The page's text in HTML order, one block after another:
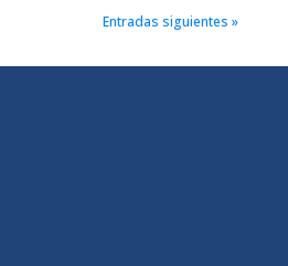
Entradas siguientes »